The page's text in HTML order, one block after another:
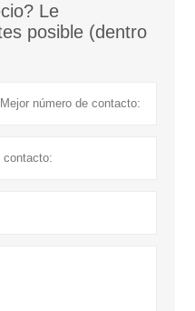
Le
posible (dentro